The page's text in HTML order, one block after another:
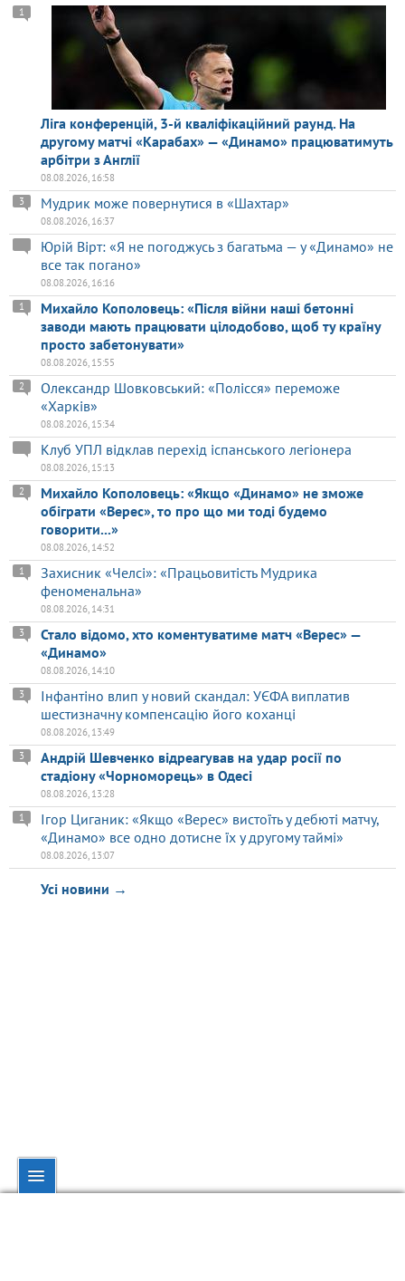
Ліга конференцій, 3-й кваліфікаційний раунд. На
другому матчі «Карабах» — «Динамо» працюватимуть
арбітри з Англії
1
08.08.2026, 16:58
Мудрик може повернутися в «Шахтар»
3
08.08.2026, 16:37
Юрій Вірт: «Я не погоджусь з багатьма — у «Динамо» не
все так погано»
08.08.2026, 16:16
Михайло Кополовець: «Після війни наші бетонні
заводи мають працювати цілодобово, щоб ту країну
просто забетонувати»
1
08.08.2026, 15:55
Олександр Шовковський: «Полісся» переможе
«Харків»
2
08.08.2026, 15:34
Клуб УПЛ відклав перехід іспанського легіонера
08.08.2026, 15:13
Михайло Кополовець: «Якщо «Динамо» не зможе
обіграти «Верес», то про що ми тоді будемо
говорити...»
2
08.08.2026, 14:52
Захисник «Челсі»: «Працьовитість Мудрика
феноменальна»
1
08.08.2026, 14:31
Стало відомо, хто коментуватиме матч «Верес» —
«Динамо»
3
08.08.2026, 14:10
Інфантіно влип у новий скандал: УЄФА виплатив
шестизначну компенсацію його коханці
3
08.08.2026, 13:49
Андрій Шевченко відреагував на удар росії по
стадіону «Чорноморець» в Одесі
3
08.08.2026, 13:28
Ігор Циганик: «Якщо «Верес» вистоїть у дебюті матчу,
«Динамо» все одно дотисне їх у другому таймі»
1
08.08.2026, 13:07
Усі новини →